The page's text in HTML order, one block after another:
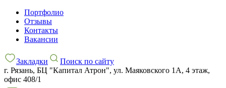
Портфолио
Отзывы
Контакты
Вакансии
Закладки
Поиск по сайту
г. Рязань, БЦ "Капитал Атрон", ул. Маяковского 1А, 4 этаж,
офис 408/1